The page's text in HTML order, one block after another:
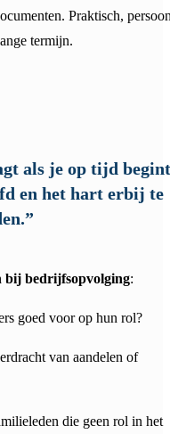
Praktisch,
termijn.
als je op tijd
en het hart erbij te
bij bedrijfsopvolging:
goed voor op hun rol?
van aandelen of
die geen rol in het